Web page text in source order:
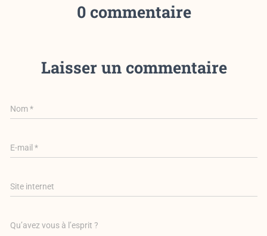
0 commentaire
Laisser un commentaire
Nom*
E-mail*
Site internet
Qu’avez vous à l’esprit ?